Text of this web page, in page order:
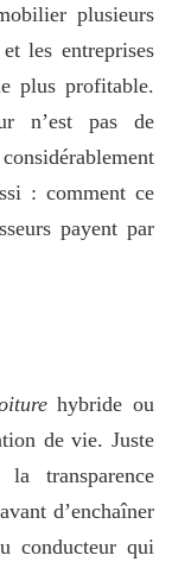
plusieurs
les entreprises
plus profitable.
n’est pas de
: comment ce
payent par
hybride ou
de vie. Juste
transparence
d’enchaîner
conducteur qui